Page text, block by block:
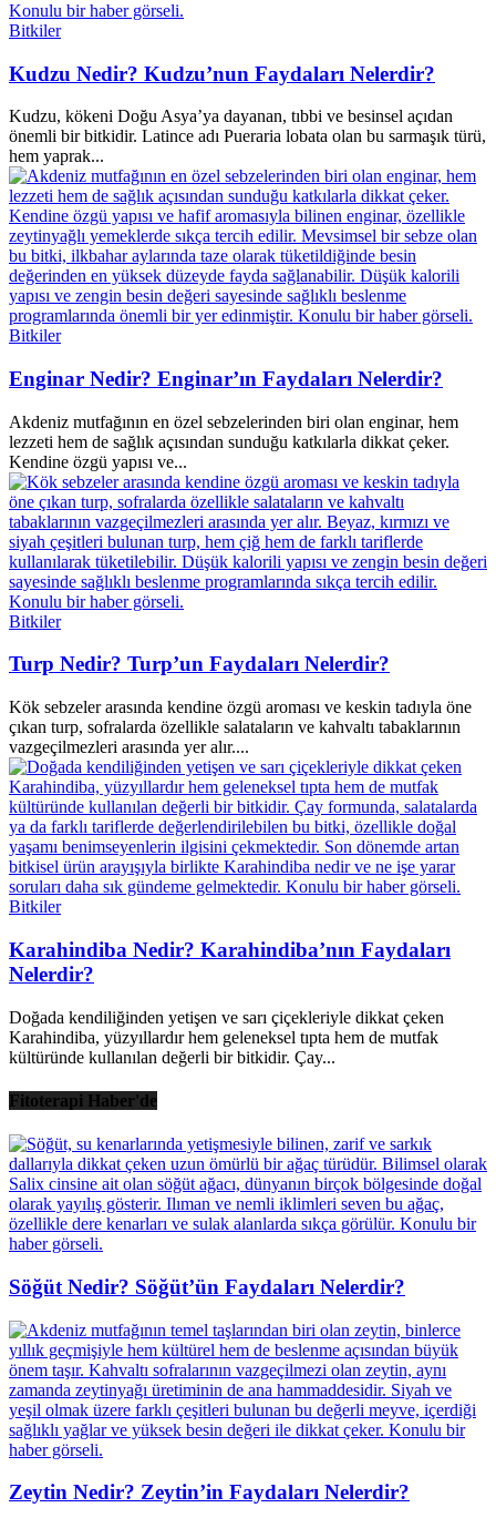
Bitkiler
Kudzu Nedir? Kudzu’nun Faydaları Nelerdir?
Kudzu, kökeni Doğu Asya’ya dayanan, tıbbi ve besinsel açıdan
önemli bir bitkidir. Latince adı Pueraria lobata olan bu sarmaşık türü,
hem yaprak...
Bitkiler
Enginar Nedir? Enginar’ın Faydaları Nelerdir?
Akdeniz mutfağının en özel sebzelerinden biri olan enginar, hem
lezzeti hem de sağlık açısından sunduğu katkılarla dikkat çeker.
Kendine özgü yapısı ve...
Bitkiler
Turp Nedir? Turp’un Faydaları Nelerdir?
Kök sebzeler arasında kendine özgü aroması ve keskin tadıyla öne
çıkan turp, sofralarda özellikle salataların ve kahvaltı tabaklarının
vazgeçilmezleri arasında yer alır....
Bitkiler
Karahindiba Nedir? Karahindiba’nın Faydaları
Nelerdir?
Doğada kendiliğinden yetişen ve sarı çiçekleriyle dikkat çeken
Karahindiba, yüzyıllardır hem geleneksel tıpta hem de mutfak
kültüründe kullanılan değerli bir bitkidir. Çay...
Fitoterapi Haber'de
Söğüt Nedir? Söğüt’ün Faydaları Nelerdir?
Zeytin Nedir? Zeytin’in Faydaları Nelerdir?